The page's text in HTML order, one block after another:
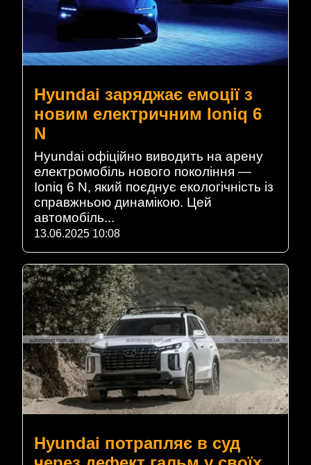
Hyundai заряджає емоції з
новим електричним Ioniq 6
N
Hyundai офіційно виводить на арену
електромобіль нового покоління —
Ioniq 6 N, який поєднує екологічність із
справжньою динамікою. Цей
автомобіль...
13.06.2025 10:08
Hyundai потрапляє в суд